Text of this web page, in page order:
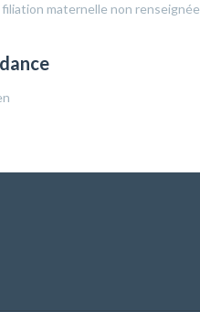
maternelle non renseignée